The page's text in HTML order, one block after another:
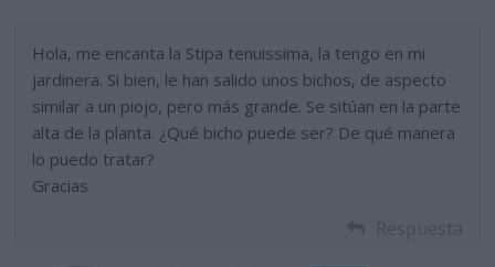
Hola, me encanta la Stipa tenuissima, la tengo en mi
jardinera. Si bien, le han salido unos bichos, de aspecto
similar a un piojo, pero más grande. Se sitúan en la parte
alta de la planta. ¿Qué bicho puede ser? De qué manera
lo puedo tratar?
Gracias